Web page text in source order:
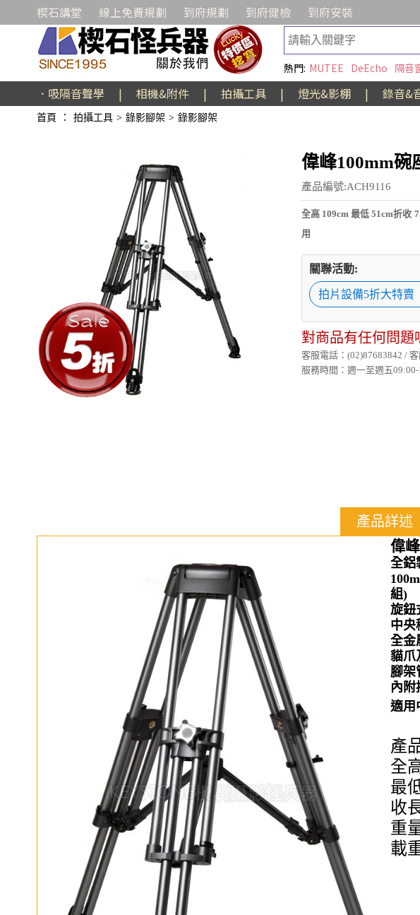
楔石講堂 線上免費規劃 到府規劃 到府健檢 到府安裝
熱門: MUTEE DeEcho 隔音
．吸隔音聲學 | 相機&附件 | 拍攝工具 | 燈光&影棚 | 錄音&
首頁 ： 拍攝工具 > 錄影腳架 > 錄影腳架
偉峰100mm碗
產品編號:ACH9116
全高 109cm 最低 51cm折
用
關聯活動:
拍片設備5折大特賣
對商品有任何問題
客服電話：(02)87683842 /
服務時間：週一至週五09:00-
產品詳述
偉
全鋁
組)
旋鈕
中央
全金
貓爪
腳架
內附
適用
產
全
最
收
重
載